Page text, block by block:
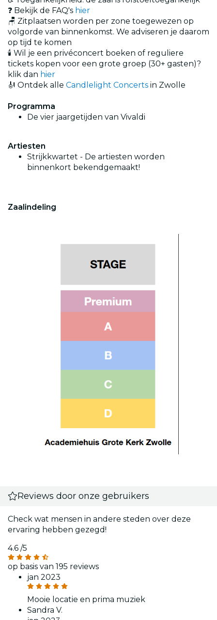
❓ Bekijk de FAQ's hier
🪑 Zitplaatsen worden per zone toegewezen op
volgorde van binnenkomst. We adviseren je daarom
op tijd te komen
🕯️ Wil je een privéconcert boeken of reguliere
tickets kopen voor een grote groep (30+ gasten)?
klik dan hier
🎻 Ontdek alle Candlelight Concerts in Zwolle
Programma
De vier jaargetijden van Vivaldi
Artiesten
Strijkkwartet - De artiesten worden
binnenkort bekendgemaakt!
Zaalindeling
Reviews door onze gebruikers
Check wat mensen in andere steden over deze
ervaring hebben gezegd!
4.6 /5
op basis van 195 reviews
jan 2023
Mooie locatie en prima muziek
Sandra V.